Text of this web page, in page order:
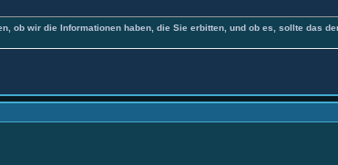
ob wir die Informationen haben, die Sie erbitten, und ob es, sollte das